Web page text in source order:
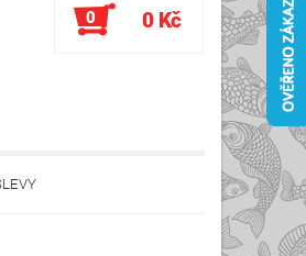
0 0 Kč